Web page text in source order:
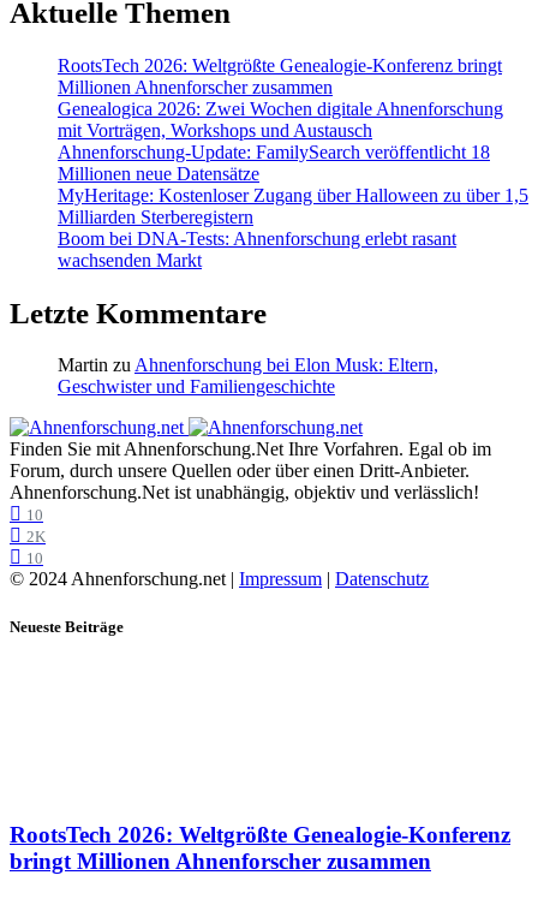
Aktuelle Themen
RootsTech 2026: Weltgrößte Genealogie-Konferenz bringt
Millionen Ahnenforscher zusammen
Genealogica 2026: Zwei Wochen digitale Ahnenforschung
mit Vorträgen, Workshops und Austausch
Ahnenforschung-Update: FamilySearch veröffentlicht 18
Millionen neue Datensätze
MyHeritage: Kostenloser Zugang über Halloween zu über 1,5
Milliarden Sterberegistern
Boom bei DNA-Tests: Ahnenforschung erlebt rasant
wachsenden Markt
Letzte Kommentare
Martin zu Ahnenforschung bei Elon Musk: Eltern,
Geschwister und Familiengeschichte
Finden Sie mit Ahnenforschung.Net Ihre Vorfahren. Egal ob im
Forum, durch unsere Quellen oder über einen Dritt-Anbieter.
Ahnenforschung.Net ist unabhängig, objektiv und verlässlich!
10
2K
10
© 2024 Ahnenforschung.net | Impressum | Datenschutz
Neueste Beiträge
RootsTech 2026: Weltgrößte Genealogie-Konferenz
bringt Millionen Ahnenforscher zusammen